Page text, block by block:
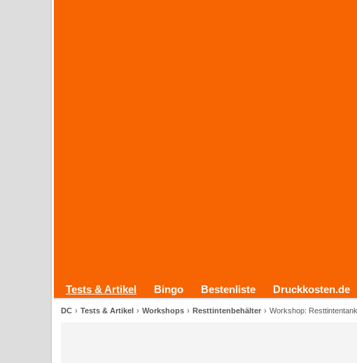
Tests & Artikel Bingo Bestenliste Druckkosten.de
DC Tests & Artikel Workshops Resttintenbehälter Workshop: Resttintentank